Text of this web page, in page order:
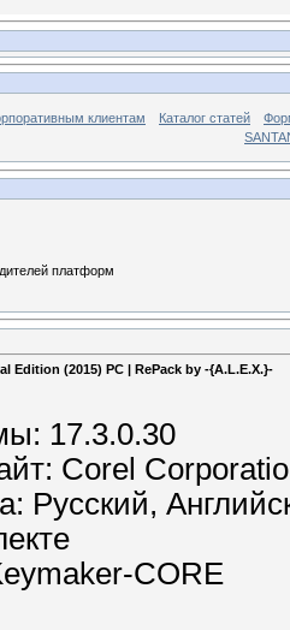
клиентам Каталог статей
платформ
Edition (2015) PC | RePack by -{A.L.E.X.}-
17.3.0.30
Corel
Русский,
CORE